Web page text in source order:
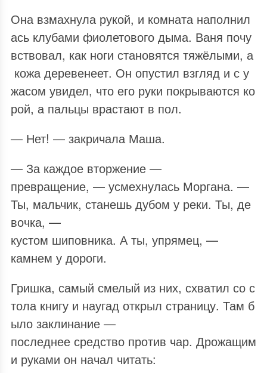
Она взмахнула рукой, и комната наполнил
ась клубами фиолетового дыма. Ваня почу
вствовал, как ноги становятся тяжёлыми, а
кожа деревенеет. Он опустил взгляд и с у
жасом увидел, что его руки покрываются ко
рой, а пальцы врастают в пол.
— Нет! — закричала Маша.
— За каждое вторжение —
превращение, — усмехнулась Моргана. —
Ты, мальчик, станешь дубом у реки. Ты, де
вочка, —
кустом шиповника. А ты, упрямец, —
камнем у дороги.
Гришка, самый смелый из них, схватил со с
тола книгу и наугад открыл страницу. Там б
ыло заклинание —
последнее средство против чар. Дрожащим
и руками он начал читать: